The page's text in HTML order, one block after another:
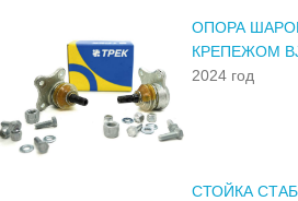
ОПОРА
КРЕПЕЖОМ
2024 год
СТОЙКА